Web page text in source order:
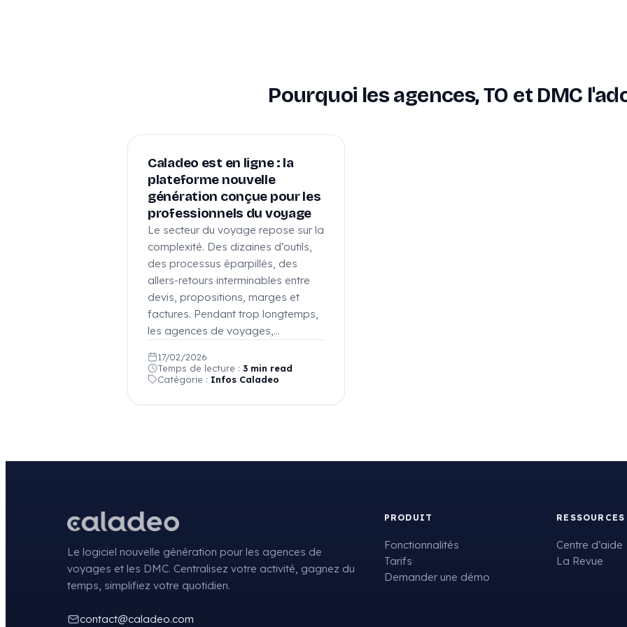
Pourquoi les agences, TO et DMC
Caladeo est en ligne : la
plateforme nouvelle
génération conçue pour les
professionnels du voyage
Le secteur du voyage repose sur la
complexité. Des dizaines d’outils,
des processus éparpillés, des
allers-retours interminables entre
devis, propositions, marges et
factures. Pendant trop longtemps,
les agences de voyages,…
17/02/2026
Temps de lecture : 3 min read
Catégorie : Infos Caladeo
Le logiciel nouvelle génération pour les agences de
voyages et les DMC. Centralisez votre activité, gagnez du
temps, simplifiez votre quotidien.
contact@caladeo.com
PRODUIT
Fonctionnalités
Tarifs
Demander une démo
RESSOURCES
Centre d’aide
La Revue